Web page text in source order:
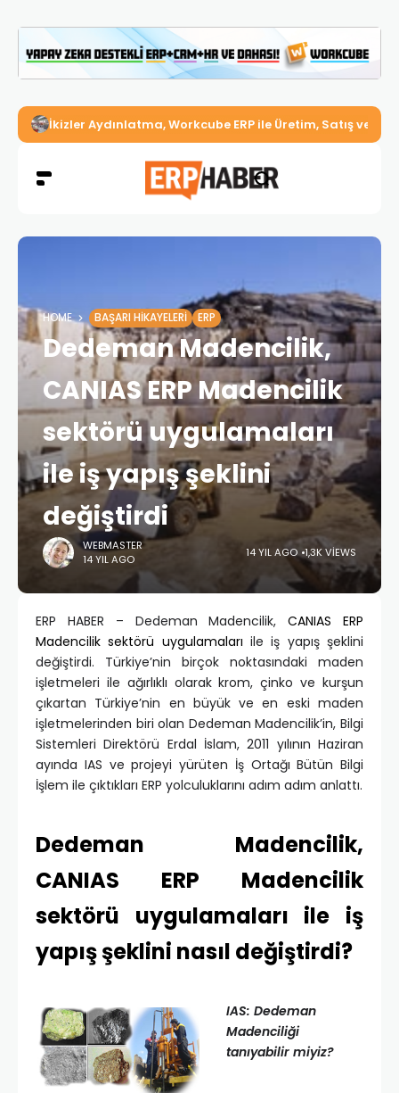
İkizler Aydınlatma, Workcube ERP ile Üretim, Satış ve
HOME BAŞARI HIKAYELERI ERP
Dedeman Madencilik,
CANIAS ERP Madencilik
sektörü uygulamaları
ile iş yapış şeklini
değiştirdi
WEBMASTER
14 YIL AGO
14 YIL AGO 1,3K VIEWS
ERP HABER – Dedeman Madencilik,CANIAS ERP
Madencilik sektörü uygulamaları ile iş yapış şeklini
değiştirdi. Türkiye’nin birçok noktasındaki maden
işletmeleri ile ağırlıklı olarak krom, çinko ve kurşun
çıkartan Türkiye’nin en büyük ve en eski maden
işletmelerinden biri olan Dedeman Madencilik’in, Bilgi
Sistemleri Direktörü Erdal İslam, 2011 yılının Haziran
ayında IAS ve projeyi yürüten İş Ortağı Bütün Bilgi
İşlem ile çıktıkları ERP yolculuklarını adım adım anlattı.
Dedeman Madencilik,
CANIAS ERP Madencilik
sektörü uygulamaları ile iş
yapış şeklini nasıl değiştirdi?
IAS: Dedeman
Madenciliği
tanıyabilir miyiz?